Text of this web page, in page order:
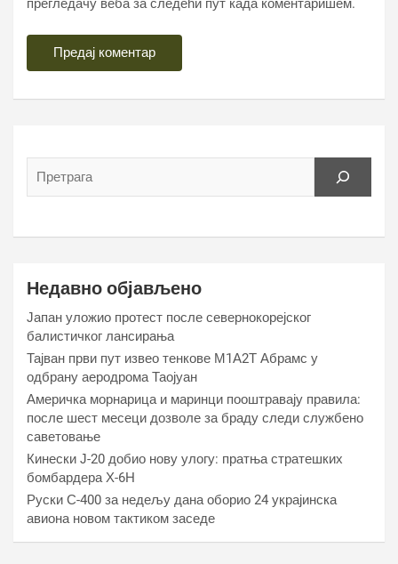
прегледачу веба за следећи пут када коментаришем.
Недавно објављено
Јапан уложио протест после севернокорејског
балистичког лансирања
Тајван први пут извео тенкове М1А2Т Абрамс у
одбрану аеродрома Таојуан
Америчка морнарица и маринци пооштравају правила:
после шест месеци дозволе за браду следи службено
саветовање
Кинески Ј-20 добио нову улогу: пратња стратешких
бомбардера Х-6Н
Руски С-400 за недељу дана оборио 24 украјинска
авиона новом тактиком заседе